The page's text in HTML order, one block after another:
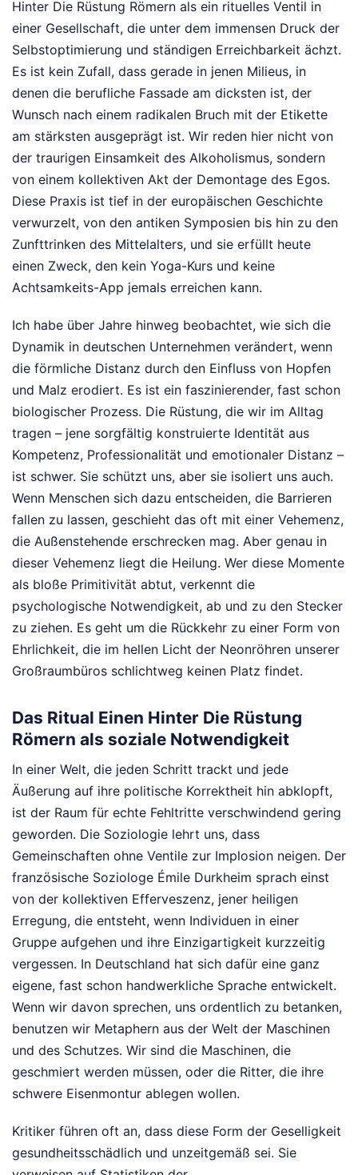
Hinter Die Rüstung Römern als ein rituelles Ventil in
einer Gesellschaft, die unter dem immensen Druck der
Selbstoptimierung und ständigen Erreichbarkeit ächzt.
Es ist kein Zufall, dass gerade in jenen Milieus, in
denen die berufliche Fassade am dicksten ist, der
Wunsch nach einem radikalen Bruch mit der Etikette
am stärksten ausgeprägt ist. Wir reden hier nicht von
der traurigen Einsamkeit des Alkoholismus, sondern
von einem kollektiven Akt der Demontage des Egos.
Diese Praxis ist tief in der europäischen Geschichte
verwurzelt, von den antiken Symposien bis hin zu den
Zunfttrinken des Mittelalters, und sie erfüllt heute
einen Zweck, den kein Yoga-Kurs und keine
Achtsamkeits-App jemals erreichen kann.
Ich habe über Jahre hinweg beobachtet, wie sich die
Dynamik in deutschen Unternehmen verändert, wenn
die förmliche Distanz durch den Einfluss von Hopfen
und Malz erodiert. Es ist ein faszinierender, fast schon
biologischer Prozess. Die Rüstung, die wir im Alltag
tragen – jene sorgfältig konstruierte Identität aus
Kompetenz, Professionalität und emotionaler Distanz –
ist schwer. Sie schützt uns, aber sie isoliert uns auch.
Wenn Menschen sich dazu entscheiden, die Barrieren
fallen zu lassen, geschieht das oft mit einer Vehemenz,
die Außenstehende erschrecken mag. Aber genau in
dieser Vehemenz liegt die Heilung. Wer diese Momente
als bloße Primitivität abtut, verkennt die
psychologische Notwendigkeit, ab und zu den Stecker
zu ziehen. Es geht um die Rückkehr zu einer Form von
Ehrlichkeit, die im hellen Licht der Neonröhren unserer
Großraumbüros schlichtweg keinen Platz findet.
Das Ritual Einen Hinter Die Rüstung
Römern als soziale Notwendigkeit
In einer Welt, die jeden Schritt trackt und jede
Äußerung auf ihre politische Korrektheit hin abklopft,
ist der Raum für echte Fehltritte verschwindend gering
geworden. Die Soziologie lehrt uns, dass
Gemeinschaften ohne Ventile zur Implosion neigen. Der
französische Soziologe Émile Durkheim sprach einst
von der kollektiven Efferveszenz, jener heiligen
Erregung, die entsteht, wenn Individuen in einer
Gruppe aufgehen und ihre Einzigartigkeit kurzzeitig
vergessen. In Deutschland hat sich dafür eine ganz
eigene, fast schon handwerkliche Sprache entwickelt.
Wenn wir davon sprechen, uns ordentlich zu betanken,
benutzen wir Metaphern aus der Welt der Maschinen
und des Schutzes. Wir sind die Maschinen, die
geschmiert werden müssen, oder die Ritter, die ihre
schwere Eisenmontur ablegen wollen.
Kritiker führen oft an, dass diese Form der Geselligkeit
gesundheitsschädlich und unzeitgemäß sei. Sie